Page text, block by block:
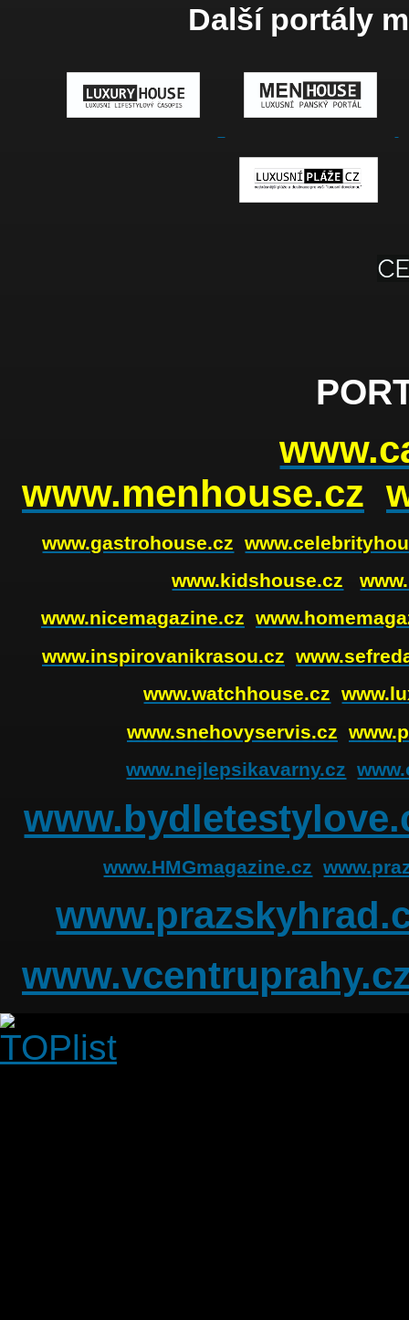
Další portály
www.menhouse.cz
www.gastrohouse.cz
www.kidshouse.cz
www.nicemagazine.cz
www.inspirovanikrasou.cz
www.watchhouse.cz
www.snehovyservis.cz
www.nejlepsikavarny.cz
www.HMGmagazine.cz